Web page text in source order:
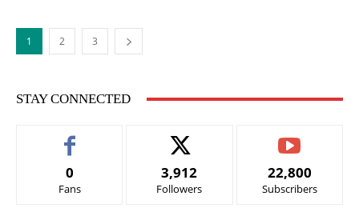
1 2 3
STAY CONNECTED
0
Fans
3,912
Followers
22,800
Subscribers